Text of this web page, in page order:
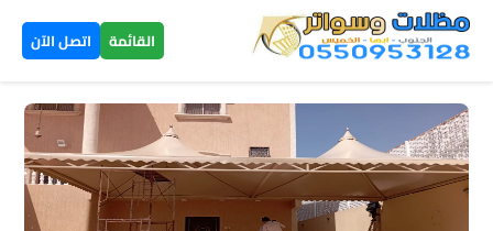
القائمة اتصل الآن ×
الرئيسية
مظلات